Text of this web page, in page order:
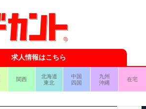
求人情報はこちら
関西
北海道
東北
中国
四国
九州
沖縄
在宅